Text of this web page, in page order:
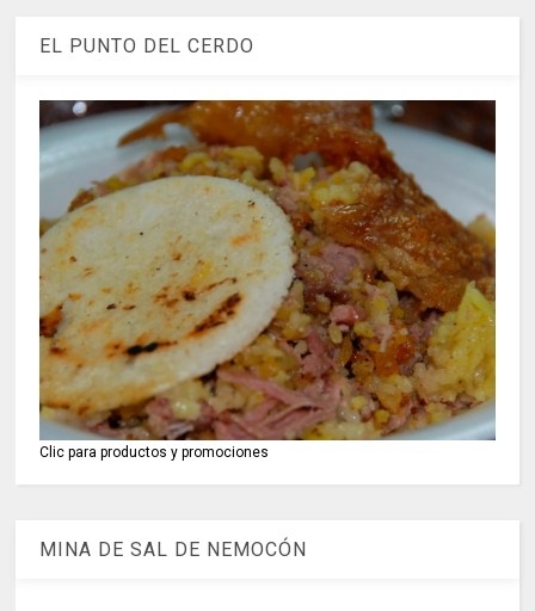
EL PUNTO DEL CERDO
Clic para productos y promociones
MINA DE SAL DE NEMOCÓN